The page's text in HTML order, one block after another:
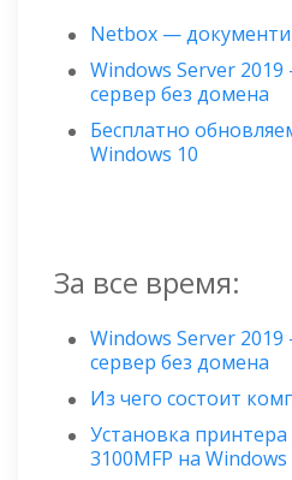
Netbox —
Windows Server
сервер без домена
Бесплатно
Windows 10
За все время:
Windows Server
сервер без домена
Из чего состоит
Установка
3100MFP на Windows